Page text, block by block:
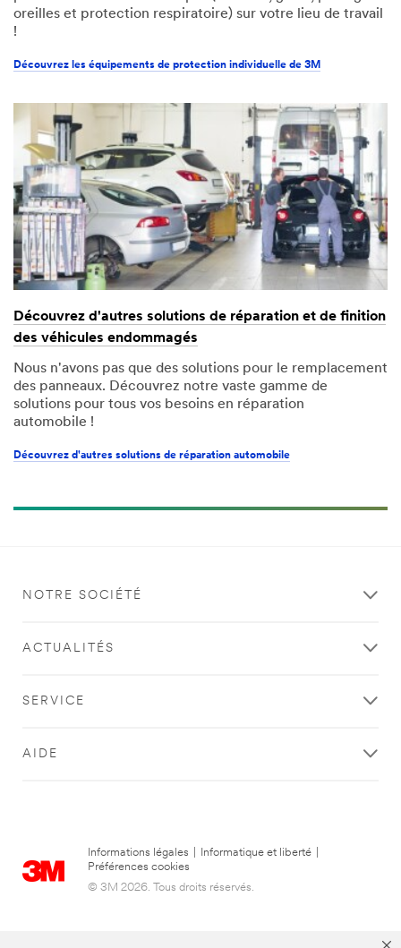
oreilles et protection respiratoire) sur votre lieu de travail
!
Découvrez les équipements de protection individuelle de 3M
Découvrez d'autres solutions de réparation et de finition
des véhicules endommagés
Nous n'avons pas que des solutions pour le remplacement
des panneaux. Découvrez notre vaste gamme de
solutions pour tous vos besoins en réparation
automobile !
Découvrez d'autres solutions de réparation automobile
NOTRE SOCIÉTÉ
ACTUALITÉS
SERVICE
AIDE
Informations légales Informatique et liberté
Préférences cookies
© 3M 2026. Tous droits réservés.